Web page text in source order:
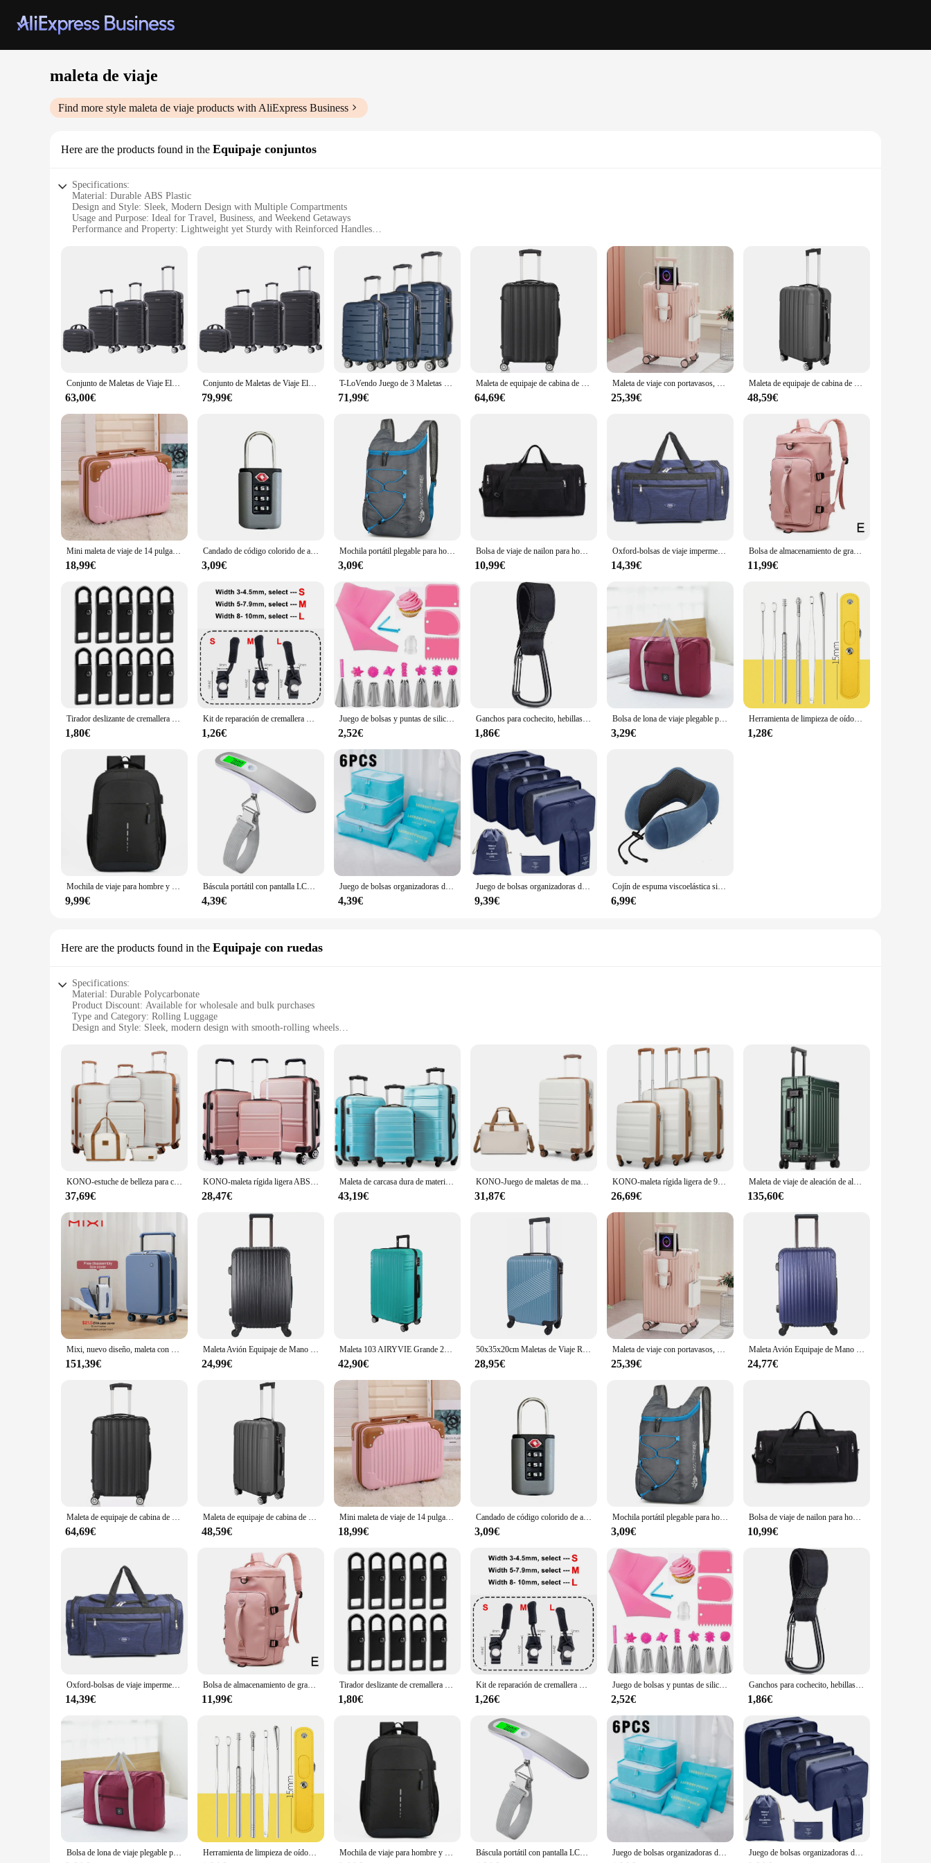
maleta de viaje
Find more style maleta de viaje products with AliExpress Business
Here are the products found in the Equipaje conjuntos
Specifications:
Material: Durable ABS Plastic
Design and Style: Sleek, Modern Design with Multiple Compartments
Usage and Purpose: Ideal for Travel, Business, and Weekend Getaways
Performance and Property: Lightweight yet Sturdy with Reinforced Handles
Shape or Size or Weight or Quantity: Spacious 20-inch Carry-On Size with a Weight Capacity of 10kg
**Versatile and Convenient Travel Companion**
The maleta de viaje is the quintessential travel companion for the modern traveler. Designed with convenience in mind, this set includes a 20-inch carry-on luggage that meets airline regulations for
carry-on baggage. Its lightweight yet sturdy construction is made from durable ABS plastic, ensuring your belongings are protected during your travels. The sleek, modern design is not only visually
appealing but also functional, with multiple compartments to keep your items organized and easily accessible.
**Tailored for the On-the-Go Lifestyle**
Whether you're a frequent traveler or someone who likes to stay prepared for spontaneous trips, this set is your go-to solution. The maleta de viaje is perfect for business travelers who need to carry
their essentials without compromising on style or functionality. The set's design is thoughtfully crafted to cater to the needs of various scenarios, from short weekend getaways to longer business trips.
The inclusion of a TSA-approved lock adds an extra layer of security, ensuring your belongings are safe during transit.
**Designed for the Travel Wholesale and Vendor Market**
availability, you can benefit from competitive pricing and offer a reliable product to your customers. The set's performance and property, such as the lightweight yet sturdy build and the inclusion of a
TSA-approved lock, make it an attractive option for travelers and retailers alike.
Conjunto de Maletas de Viaje Elegantes: Carcasa Ligera, Cerradura Numérica, 4 Ruedas Giratorias 360°, Asa Telescópica de Aluminio Juego de Maletas Maleta ( 6990 M001 8001 8002 H24 )
63,00€
Conjunto de Maletas de Viaje Elegantes: Carcasa Ligera de ABS, Cerradura Numérica, 4 Ruedas Giratorias 360°, Asa Telescópica de Aluminio Juego de Maletas Set Trolley Maleta Cabina (6990 M008 8001 8002 8008 6020 D7)
79,99€
T-LoVendo Juego de 3 Maletas de Viaje Set Trolley Abs Semirigidas con Cerradura Combinación 4 Ruedas Dobles
71,99€
Maleta de equipaje de cabina de mano de viaje con carcasa dura liviana de 24 pulgadas, aprobada por la prioridad Ryanair, British Airways
64,69€
Maleta de viaje con portavasos, Maleta de equipaje rodante con ruedas universales, Maleta de embarque de 20 pulgadas
25,39€
Maleta de equipaje de cabina de mano para viaje de 20 pulgadas, carcasa dura ligera, 4 ruedas giratorias, para viaje de negocios
48,59€
Mini maleta de viaje de 14 pulgadas, caja de cosméticos, organizador de equipaje de mano, estuche de maquillaje, caja pequeña con contraseña, estuche de embarque
18,99€
Candado de código colorido de aduanas TSA para equipaje de viaje, candado cambiable con contraseña, candado de diseño de Color de contraste, casillero de gabinete, nuevo
3,09€
Mochila portátil plegable para hombre y mujer, morral de viaje ultraligero, a prueba de salpicaduras, para montañismo, 10l
3,09€
Bolsa de viaje de nailon para hombre y mujer, bolsa de equipaje de mano, bolso de mano de gran capacidad para fin de semana, gimnasio, bolsa deportiva para la noche
10,99€
Oxford-bolsas de viaje impermeables para hombre, equipaje de mano grande, bolsa de viaje de negocios de gran capacidad, bolsa de viaje de fin de semana, bolsa de Fitness
14,39€
Bolsa de almacenamiento de gran capacidad para mujer, bolso de viaje, mochila impermeable, bolso de hombro Oxford
11,99€
Tirador deslizante de cremallera de Metal, Kit de reparación instantánea desmontable, costura DIY, reemplazo de ropa, monederos de equipaje, cremallera Universal, 5/10 piezas
1,80€
Kit de reparación de cremallera Universal, cabezal de cremallera desmontable instantáneo rápido, tirador deslizante de cremallera de repuesto para chaqueta, bolsos, abrigo, costura gratis
1,26€
Juego de bolsas y puntas de silicona para tuberías, Kit de decoración DIY para pasteles con boquilla de acero inoxidable, herramienta para hornear repostería de silicona reutilizable
2,52€
Ganchos para cochecito, hebillas, Clip, mosquetón de aleación de aluminio, organizador de carrito, bolsa de pañales, gancho para cochecito de compras, colgador de cochecito, 1-10 Uds.
1,86€
Bolsa de lona de viaje plegable para mujer y niña, bolsa de transporte ligera de gran capacidad para viajes de fin de semana, 1 unidad
3,29€
Herramienta de limpieza de oídos de acero inoxidable, Kit de selección de oreja y bolsa de almacenamiento, herramienta removedora de cera de oído, 1 ud.
1,28€
Mochila de viaje para hombre y mujer, bolsa de ordenador para estudiantes, a la moda, Simple, grande
9,99€
Báscula portátil con pantalla LCD Digital, 110lb/50kg, equipaje electrónico, maleta colgante, pesaje de viaje, báscula de pesca con gancho
4,39€
Juego de bolsas organizadoras de viaje portátiles, juego de embalaje de maleta, bolsas organizadoras de equipaje para ropa, zapatos y cosméticos, 7/6 piezas
4,39€
Juego de bolsas organizadoras de viaje, juego de 7/8/9/10 piezas, bolsas de almacenamiento, maletas, cubos de embalaje, equipaje portátil, ropa, zapatos, bolsa plegable
9,39€
Cojín de espuma viscoelástica sin bolsa de transporte, artículos esenciales de viaje, almohadas en forma de U, almohada de viaje, protección del cuello, soporte para el cuello
6,99€
Here are the products found in the Equipaje con ruedas
Specifications:
Material: Durable Polycarbonate
Product Discount: Available for wholesale and bulk purchases
Type and Category: Rolling Luggage
Design and Style: Sleek, modern design with smooth-rolling wheels
Performance and Property: Robust and resilient, withstands frequent travel wear
Parts and Accessories: Includes a retractable handle for easy maneuverability
Features:
**Robust and Lightweight Construction**
Crafted from high-quality polycarbonate, this rolling luggage offers exceptional durability and a lightweight build, making it a perfect companion for travelers seeking both strength and portability.
The sleek design not only looks modern but also ensures that your luggage stands out from the crowd. The smooth-rolling wheels make navigating through airports and train stations a breeze, reducing
the stress of travel.
**Versatile and Adaptable**
Whether you're a business traveler or a vacationer, this luggage set is designed to meet your needs. The compact size allows for easy storage in overhead compartments, while the robust construction
withstands the rigors of frequent travel. The retractable handle ensures that you can easily maneuver your luggage through crowded spaces, making it a versatile choice for any travel scenario.
**Tailored for Travelers**
compartments to keep your belongings organized. The lightweight build ensures that you can pack more without exceeding weight limits, making it an excellent choice for both short and long
journeys.
For vendors and suppliers looking to offer a reliable and stylish luggage option, this set is an excellent choice. Its durability and functionality make it a sought-after item for sale, appealing to a wide
range of travelers.
KONO-estuche de belleza para cosméticos, bolsa de aseo de mano, juego de equipaje de viaje, 2/4/6 piezas
37,69€
KONO-maleta rígida ligera ABS con ruedas dobles, maleta con cerradura TSA, tres tamaños disponibles
28,47€
Maleta de carcasa dura de material ABS, equipaje de mano, azul claro, 55x36x22,5, 4 rollos
43,19€
KONO-Juego de maletas de mano con rollos y bolsa de viaje Ryanair, juego de maletas compactas de 40x20x25cm, 2 piezas
31,87€
KONO-maleta rígida ligera de 94L, maleta con 4 ruedas dobles y cerradura TSA de Material ABS
26,69€
Maleta de viaje de aleación de aluminio y magnesio 100%, equipaje rodante, equipaje con ruedas de 20/24/28 pulgadas, Maleta de cabina de mano
135,60€
Mixi, nuevo diseño, maleta con asa ancha, equipaje de mano para hombre, cubierta de carrito de viaje para mujer, cabina de 20 pulgadas, marco de aluminio para PC M9275
151,39€
Maleta Avión Equipaje de Mano Viaje Cabina Trolley ABS Rígida 4 Ruedas Maleta de cabina rigida con asa telescopica 55x35x20CM
24,99€
Maleta 103 AIRYVIE Grande 28 Inch, Equipaje facturable (capacidad 23kg) (73*45*27cm) Material ABS, Ligera y Resistente, Cerradura Antirrobo Insertada Combinación de 3 dígitos, Ruedas Silenciosas 360º Giratorias
42,90€
50x35x20cm Maletas de Viaje Rígidas ABS, 22" Maletas de Viaje, Ampliable Trolley Cabina Ligero Duradero con 4 Ruedas Dobles Giratorias y Cierre
28,95€
Maleta de viaje con portavasos, Maleta de equipaje rodante con ruedas universales, Maleta de embarque de 20 pulgadas
25,39€
Maleta Avión Equipaje de Mano Viaje Cabina Trolley ABS Rígida 4 Ruedas Maleta de cabina rigida con asa telescopica 55x35x20CM 38L
24,77€
Maleta de equipaje de cabina de mano de viaje con carcasa dura liviana de 24 pulgadas, aprobada por la prioridad Ryanair, British Airways
64,69€
Maleta de equipaje de cabina de mano para viaje de 20 pulgadas, carcasa dura ligera, 4 ruedas giratorias, para viaje de negocios
48,59€
Mini maleta de viaje de 14 pulgadas, caja de cosméticos, organizador de equipaje de mano, estuche de maquillaje, caja pequeña con contraseña, estuche de embarque
18,99€
Candado de código colorido de aduanas TSA para equipaje de viaje, candado cambiable con contraseña, candado de diseño de Color de contraste, casillero de gabinete, nuevo
3,09€
Mochila portátil plegable para hombre y mujer, morral de viaje ultraligero, a prueba de salpicaduras, para montañismo, 10l
3,09€
Bolsa de viaje de nailon para hombre y mujer, bolsa de equipaje de mano, bolso de mano de gran capacidad para fin de semana, gimnasio, bolsa deportiva para la noche
10,99€
Oxford-bolsas de viaje impermeables para hombre, equipaje de mano grande, bolsa de viaje de negocios de gran capacidad, bolsa de viaje de fin de semana, bolsa de Fitness
14,39€
Bolsa de almacenamiento de gran capacidad para mujer, bolso de viaje, mochila impermeable, bolso de hombro Oxford
11,99€
Tirador deslizante de cremallera de Metal, Kit de reparación instantánea desmontable, costura DIY, reemplazo de ropa, monederos de equipaje, cremallera Universal, 5/10 piezas
1,80€
Kit de reparación de cremallera Universal, cabezal de cremallera desmontable instantáneo rápido, tirador deslizante de cremallera de repuesto para chaqueta, bolsos, abrigo, costura gratis
1,26€
Juego de bolsas y puntas de silicona para tuberías, Kit de decoración DIY para pasteles con boquilla de acero inoxidable, herramienta para hornear repostería de silicona reutilizable
2,52€
Ganchos para cochecito, hebillas, Clip, mosquetón de aleación de aluminio, organizador de carrito, bolsa de pañales, gancho para cochecito de compras, colgador de cochecito, 1-10 Uds.
1,86€
Bolsa de lona de viaje plegable para mujer y niña, bolsa de transporte ligera de gran capacidad para viajes de fin de semana, 1 unidad Herramienta de limpieza de oídos de acero inoxidable, Kit de selección de oreja y bolsa de almacenamiento, herramienta removedora de cera de oído, 1 ud. Mochila de viaje para hombre y mujer, bolsa de ordenador para estudiantes, a la moda, Simple, grande Báscula portátil con pantalla LCD Digital, 110lb/50kg, equipaje electrónico, maleta colgante, pesaje de viaje, báscula de pesca con gancho Juego de bolsas organizadoras de viaje portátiles, juego de embalaje de maleta, bolsas organizadoras de equipaje para ropa, zapatos y cosméticos, 7/6 piezas Juego de bolsas organizadoras de viaje, juego de 7/8/9/10 piezas, bolsas de almacenamiento, maletas, cubos de embalaje, equipaje portátil, ropa, zapatos, bolsa plegable